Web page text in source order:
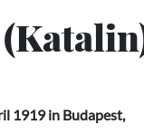
1919 in Budapest,